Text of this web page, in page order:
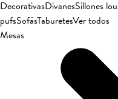
DecorativasDivanesSillones
pufsSofásTaburetesVer todos
Mesas